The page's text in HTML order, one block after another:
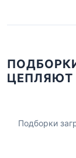
ЦЕПЛЯЮТ
Подборки